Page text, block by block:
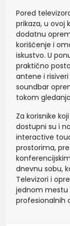
Pored
prikaza, u ovoj
dodatnu
korišćenje i
iskustvo. U
praktično
antene i
soundbar
tokom
Za korisnike
dostupni su i
interactive
prostorima,
dnevnu sobu,
Televizori i
jednom mestu
profesionalnih